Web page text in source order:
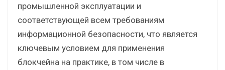
промышленной эксплуатации и
соответствующей всем требованиям
информационной безопасности, что является
ключевым условием для применения
блокчейна на практике, в том числе в